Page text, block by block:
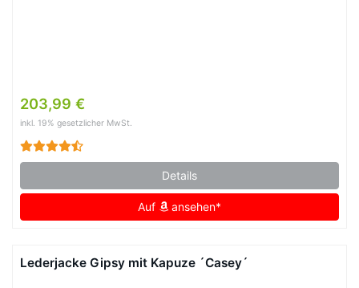
203,99 €
inkl. 19% gesetzlicher MwSt.
Details
Auf ansehen*
Lederjacke Gipsy mit Kapuze ´Casey´